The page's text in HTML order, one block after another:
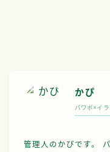
かぴ
パワポ×イラ
管理人のかぴです。